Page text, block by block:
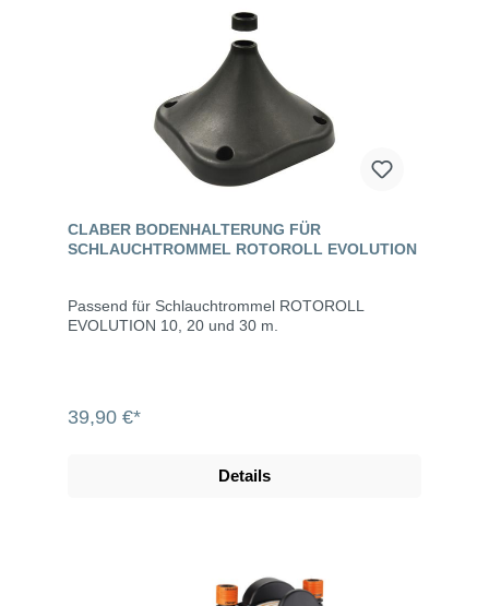
CLABER BODENHALTERUNG FÜR
SCHLAUCHTROMMEL ROTOROLL EVOLUTION
Passend für Schlauchtrommel ROTOROLL
EVOLUTION 10, 20 und 30 m.
39,90 €*
Details